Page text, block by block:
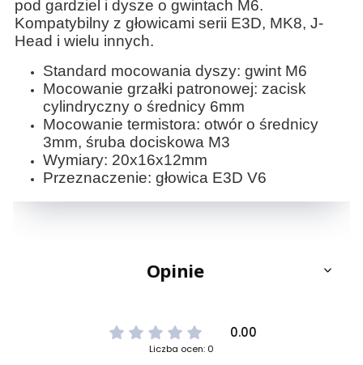
pod gardziel i dysze o gwintach M6.
Kompatybilny z głowicami serii E3D, MK8, J-
Head i wielu innych.
Standard mocowania dyszy: gwint M6
Mocowanie grzałki patronowej: zacisk
cylindryczny o średnicy 6mm
Mocowanie termistora: otwór o średnicy
3mm, śruba dociskowa M3
Wymiary: 20x16x12mm
Przeznaczenie: głowica E3D V6
Opinie
0.00
Liczba ocen: 0